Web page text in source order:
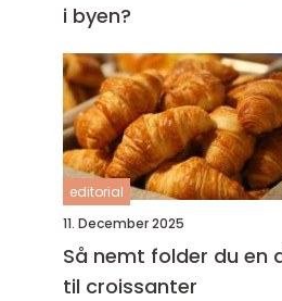
i byen?
editorial
11. December 2025
Så nemt folder du en
til croissanter